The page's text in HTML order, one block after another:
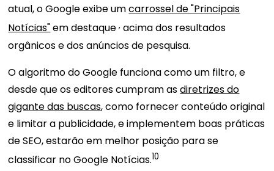
atual, o Google exibe umcarrossel de "Principais
Notícias"em destaque, acima dos resultados
orgânicos e dos anúncios de pesquisa.
O algoritmo do Google funciona como um filtro, e
desde que os editores cumpram asdiretrizes do
gigante das buscas, como fornecer conteúdo original
e limitar a publicidade, e implementem boas práticas
de SEO, estarão em melhor posição para se
classificar no Google Notícias.10